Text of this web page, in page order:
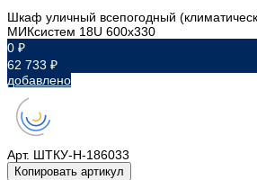
Шкаф уличный всепогодный
МИКсистем 18U 600x330
0 ₽
62 733 ₽
добавлено
Арт. ШТКУ-Н-186033
Копировать артикул